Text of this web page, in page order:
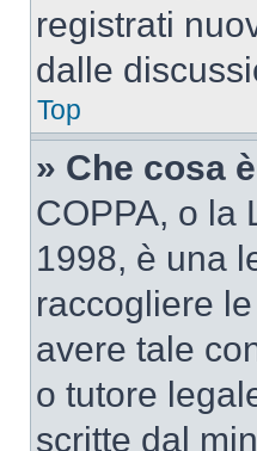
registrati
dalle
Top
» Che cosa
COPPA, o la
1998, è una
raccogliere
avere tale
o tutore
scritte dal